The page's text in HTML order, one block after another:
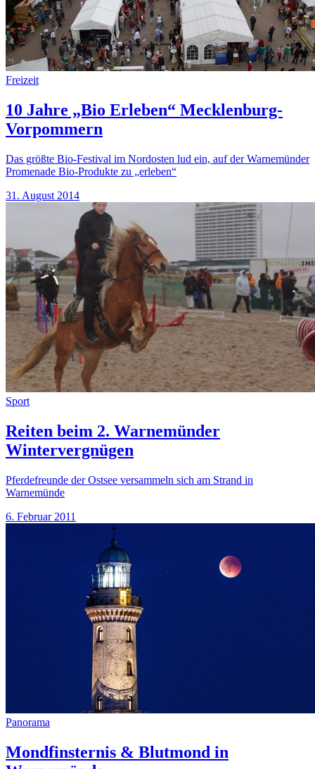
Freizeit
10 Jahre „Bio Erleben“ Mecklenburg-
Vorpommern
Das größte Bio-Festival im Nordosten lud ein, auf der Warnemünder
Promenade Bio-Produkte zu „erleben“
31. August 2014
Sport
Reiten beim 2. Warnemünder
Wintervergnügen
Pferdefreunde der Ostsee versammeln sich am Strand in
Warnemünde
6. Februar 2011
Panorama
Mondfinsternis & Blutmond in